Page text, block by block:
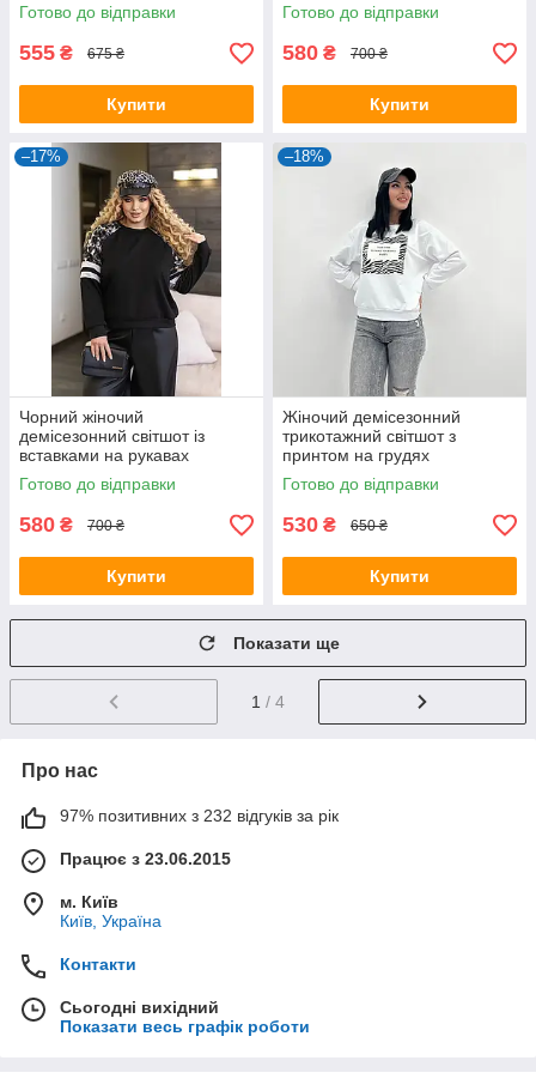
Готово до відправки
555 ₴ 675 ₴
Купити
Готово до відправки
580 ₴ 700 ₴
Купити
–17%
Чорний жіночий
демісезонний світшот із
вставками на рукавах
Готово до відправки
580 ₴ 700 ₴
Купити
–18%
Жіночий демісезонний
трикотажний світшот з
принтом на грудях
Готово до відправки
530 ₴ 650 ₴
Купити
Показати ще
1 / 4
Про нас
97% позитивних з 232 відгуків за рік
Працює з 23.06.2015
м. Київ
Київ, Україна
Контакти
Сьогодні вихідний
Показати весь графік роботи